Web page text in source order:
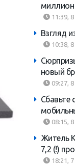
миллион
11:39, 8
Взгляд
10:38, 8
новый
09:27, 8
Сбавьте
08:15, 8
Житель
7,2 (!)
18:21, 7